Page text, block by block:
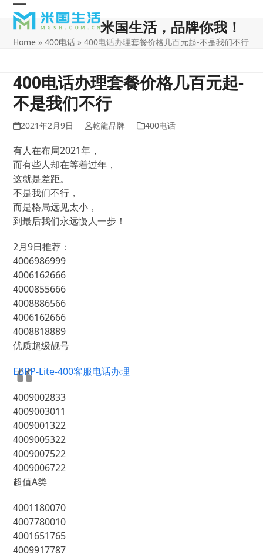
Skip
content
Open
mobile
Close
mobile
米国生活，品牌你我！
Home »400电话 »400电话办理套餐价格几百元起-不是我们不行
400电话办理套餐价格几百元起-
不是我们不行
2021年2月9日 乾龍品牌 400电话
有人在布局2021年，
而有些人却在等着过年，
这就是差距。
不是我们不行，
而是格局远见太小，
到最后我们永远慢人一步！
2月9日推荐：
4006986999
4006162666
4000855666
4008886566
4006162666
4008818889
优质超级靓号
EBRP-Lite-400客服电话办理
4009002833
4009003011
4009001322
4009005322
4009007522
4009006722
超值A类
4001180070
4007780010
4001651765
4009917787